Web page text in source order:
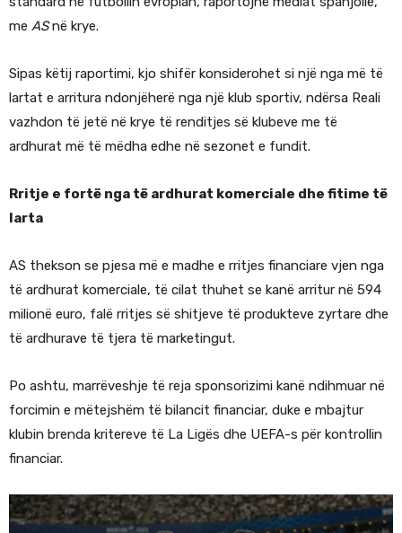
me ASnë krye.
Sipas këtij raportimi, kjo shifër konsiderohet si një nga më të
lartat e arritura ndonjëherë nga një klub sportiv, ndërsa Reali
vazhdon të jetë në krye të renditjes së klubeve me të
ardhurat më të mëdha edhe në sezonet e fundit.
Rritje e fortë nga të ardhurat komerciale dhe fitime të
larta
AS thekson se pjesa më e madhe e rritjes financiare vjen nga
të ardhurat komerciale, të cilat thuhet se kanë arritur në 594
milionë euro, falë rritjes së shitjeve të produkteve zyrtare dhe
të ardhurave të tjera të marketingut.
Po ashtu, marrëveshje të reja sponsorizimi kanë ndihmuar në
forcimin e mëtejshëm të bilancit financiar, duke e mbajtur
klubin brenda kritereve të La Ligës dhe UEFA-s për kontrollin
financiar.